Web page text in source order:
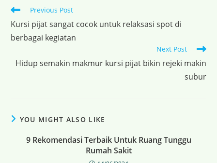
Previous Post
Kursi pijat sangat cocok untuk relaksasi spot di
berbagai kegiatan
Next Post
Hidup semakin makmur kursi pijat bikin rejeki makin
subur
YOU MIGHT ALSO LIKE
9 Rekomendasi Terbaik Untuk Ruang Tunggu
Rumah Sakit